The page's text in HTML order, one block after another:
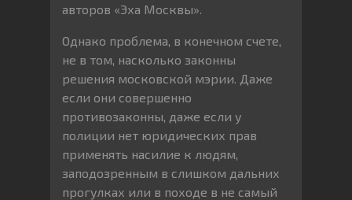
авторов «Эха Москвы».
Однако проблема, в конечном счете,
не в том, насколько законны
решения московской мэрии. Даже
если они совершенно
противозаконны, даже если у
полиции нет юридических прав
применять насилие к людям,
заподозренным в слишком дальних
прогулках или в походе в не самый